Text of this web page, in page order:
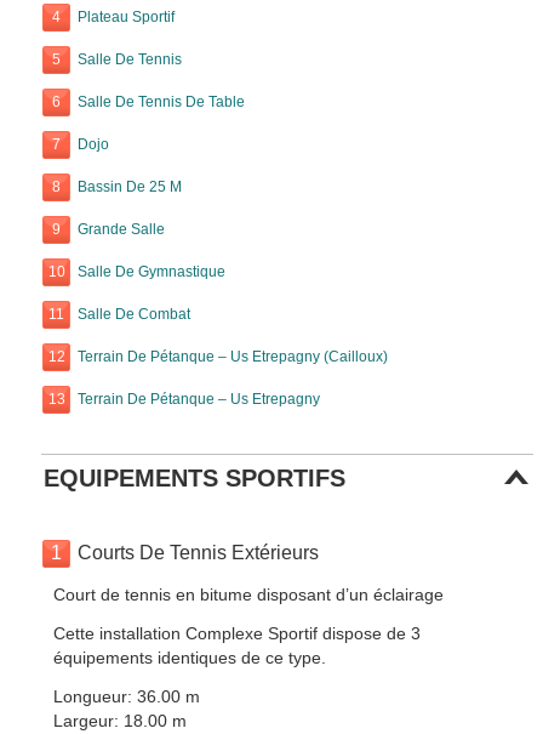
4 Plateau Sportif
5 Salle De Tennis
6 Salle De Tennis De Table
7 Dojo
8 Bassin De 25 M
9 Grande Salle
10 Salle De Gymnastique
11 Salle De Combat
12 Terrain De Pétanque – Us Etrepagny (Cailloux)
13 Terrain De Pétanque – Us Etrepagny
EQUIPEMENTS SPORTIFS
1 Courts De Tennis Extérieurs
Court de tennis en bitume disposant d’un éclairage
Cette installation Complexe Sportif dispose de 3
équipements identiques de ce type.
Longueur: 36.00 m
Largeur: 18.00 m